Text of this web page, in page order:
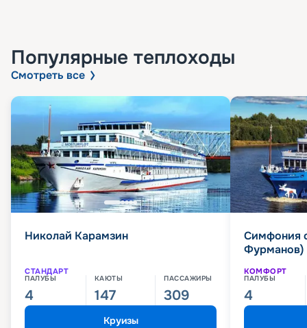
Популярные теплоходы
Смотреть все
Николай Карамзин
СТАНДАРТ
ПАЛУБЫ
4
КАЮТЫ
147
ПАССАЖИРЫ
309
Круизы
Симфония
Фурманов)
КОМФОРТ
ПАЛУБЫ
4